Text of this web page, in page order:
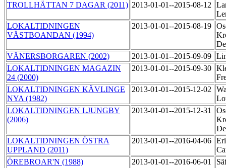
TROLLHÄTTAN 7 DAGAR (2011) 2013-01-01--2015-08-12
LOKALTIDNINGEN
VÄSTBOANDAN (1994)
2013-01-01--2015-08-19
VÄNERSBORGAREN (2002)
2013-01-01--2015-09-09
LOKALTIDNINGEN MAGAZIN
24 (2000)
2013-01-01--2015-09-30
LOKALTIDNINGEN KÄVLINGE
NYA (1982)
2013-01-01--2015-12-02
LOKALTIDNINGEN LJUNGBY
(2006)
2013-01-01--2015-12-31
LOKALTIDNINGEN ÖSTRA
UPPLAND (2011)
2013-01-01--2016-04-06
ÖREBROAR'N (1988)
2013-01-01--2016-06-01